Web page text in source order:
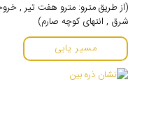
(از طریق مترو: مترو هفت تیر ,
شرق , انتهای کوچه صارم)
مسیر یابی